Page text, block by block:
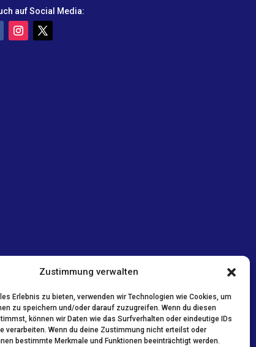
Zustimmung verwalten
Erlebnis zu bieten, verwenden wir Technologien wie Cookies, um
zu speichern und/oder darauf zuzugreifen. Wenn du diesen
können wir Daten wie das Surfverhalten oder eindeutige IDs
verarbeiten. Wenn du deine Zustimmung nicht erteilst oder
bestimmte Merkmale und Funktionen beeinträchtigt werden.
auf Social Media: